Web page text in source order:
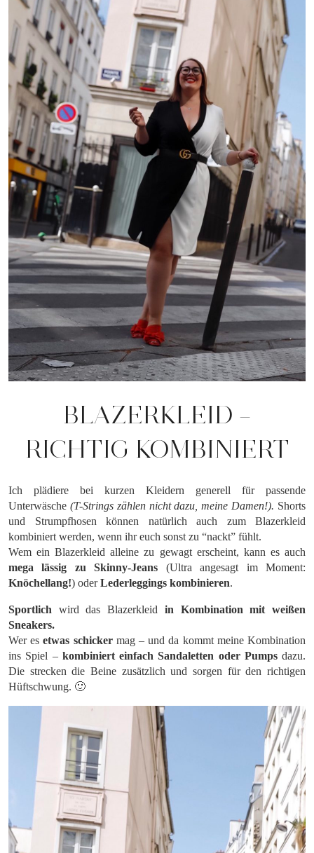
BLAZERKLEID –
RICHTIG KOMBINIERT
Ich plädiere bei kurzen Kleidern generell für passende
Unterwäsche (T-Strings zählen nicht dazu, meine Damen!). Shorts
und Strumpfhosen können natürlich auch zum Blazerkleid
kombiniert werden, wenn ihr euch sonst zu “nackt” fühlt.
Wem ein Blazerkleid alleine zu gewagt erscheint, kann es auch
mega lässig zu Skinny-Jeans (Ultra angesagt im Moment:
Knöchellang!) oderLederleggings kombinieren.
Sportlich wird das Blazerkleid in Kombination mit weißen
Sneakers.
Wer esetwas schickermag – und da kommt meine Kombination
ins Spiel – kombiniert einfach Sandaletten oder Pumpsdazu.
Die strecken die Beine zusätzlich und sorgen für den richtigen
Hüftschwung. 🙂